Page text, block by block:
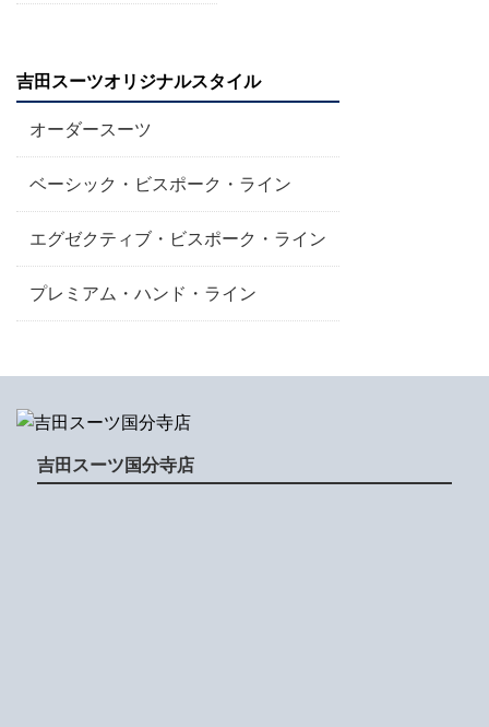
吉田スーツオリジナルスタイル
オーダースーツ
ベーシック・ビスポーク・ライン
エグゼクティブ・ビスポーク・ライン
プレミアム・ハンド・ライン
吉田スーツ国分寺店